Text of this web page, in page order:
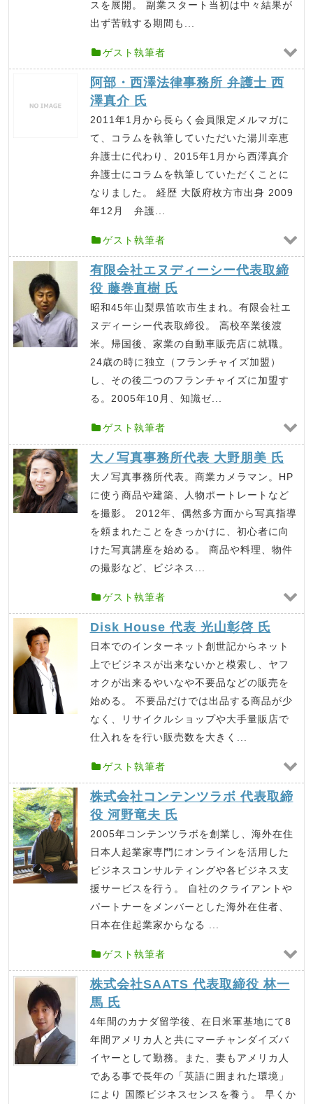
スを展開。 副業スタート当初は中々結果が
出ず苦戦する期間も...
ゲスト執筆者
阿部・西澤法律事務所 弁護士 西
澤真介 氏
2011年1月から長らく会員限定メルマガに
て、コラムを執筆していただいた湯川幸恵
弁護士に代わり、2015年1月から西澤真介
弁護士にコラムを執筆していただくことに
なりました。 経歴 大阪府枚方市出身 2009
年12月 弁護...
ゲスト執筆者
有限会社エヌディーシー代表取締
役 藤巻直樹 氏
昭和45年山梨県笛吹市生まれ。有限会社エ
ヌディーシー代表取締役。 高校卒業後渡
米。帰国後、家業の自動車販売店に就職。
24歳の時に独立（フランチャイズ加盟）
し、その後二つのフランチャイズに加盟す
る。2005年10月、知識ゼ...
ゲスト執筆者
大ノ写真事務所代表 大野朋美 氏
大ノ写真事務所代表。商業カメラマン。HP
に使う商品や建築、人物ポートレートなど
を撮影。 2012年、偶然多方面から写真指導
を頼まれたことをきっかけに、初心者に向
けた写真講座を始める。 商品や料理、物件
の撮影など、ビジネス...
ゲスト執筆者
Disk House 代表 光山彰啓 氏
日本でのインターネット創世記からネット
上でビジネスが出来ないかと模索し、ヤフ
オクが出来るやいなや不要品などの販売を
始める。 不要品だけでは出品する商品が少
なく、リサイクルショップや大手量販店で
仕入れをを行い販売数を大きく...
ゲスト執筆者
株式会社コンテンツラボ 代表取締
役 河野竜夫 氏
2005年コンテンツラボを創業し、海外在住
日本人起業家専門にオンラインを活用した
ビジネスコンサルティングや各ビジネス支
援サービスを行う。 自社のクライアントや
パートナーをメンバーとした海外在住者、
日本在住起業家からなる ...
ゲスト執筆者
株式会社SAATS 代表取締役 林一
馬 氏
4年間のカナダ留学後、在日米軍基地にて8
年間アメリカ人と共にマーチャンダイズバ
イヤーとして勤務。また、妻もアメリカ人
である事で長年の「英語に囲まれた環境」
により 国際ビジネスセンスを養う。 早くか